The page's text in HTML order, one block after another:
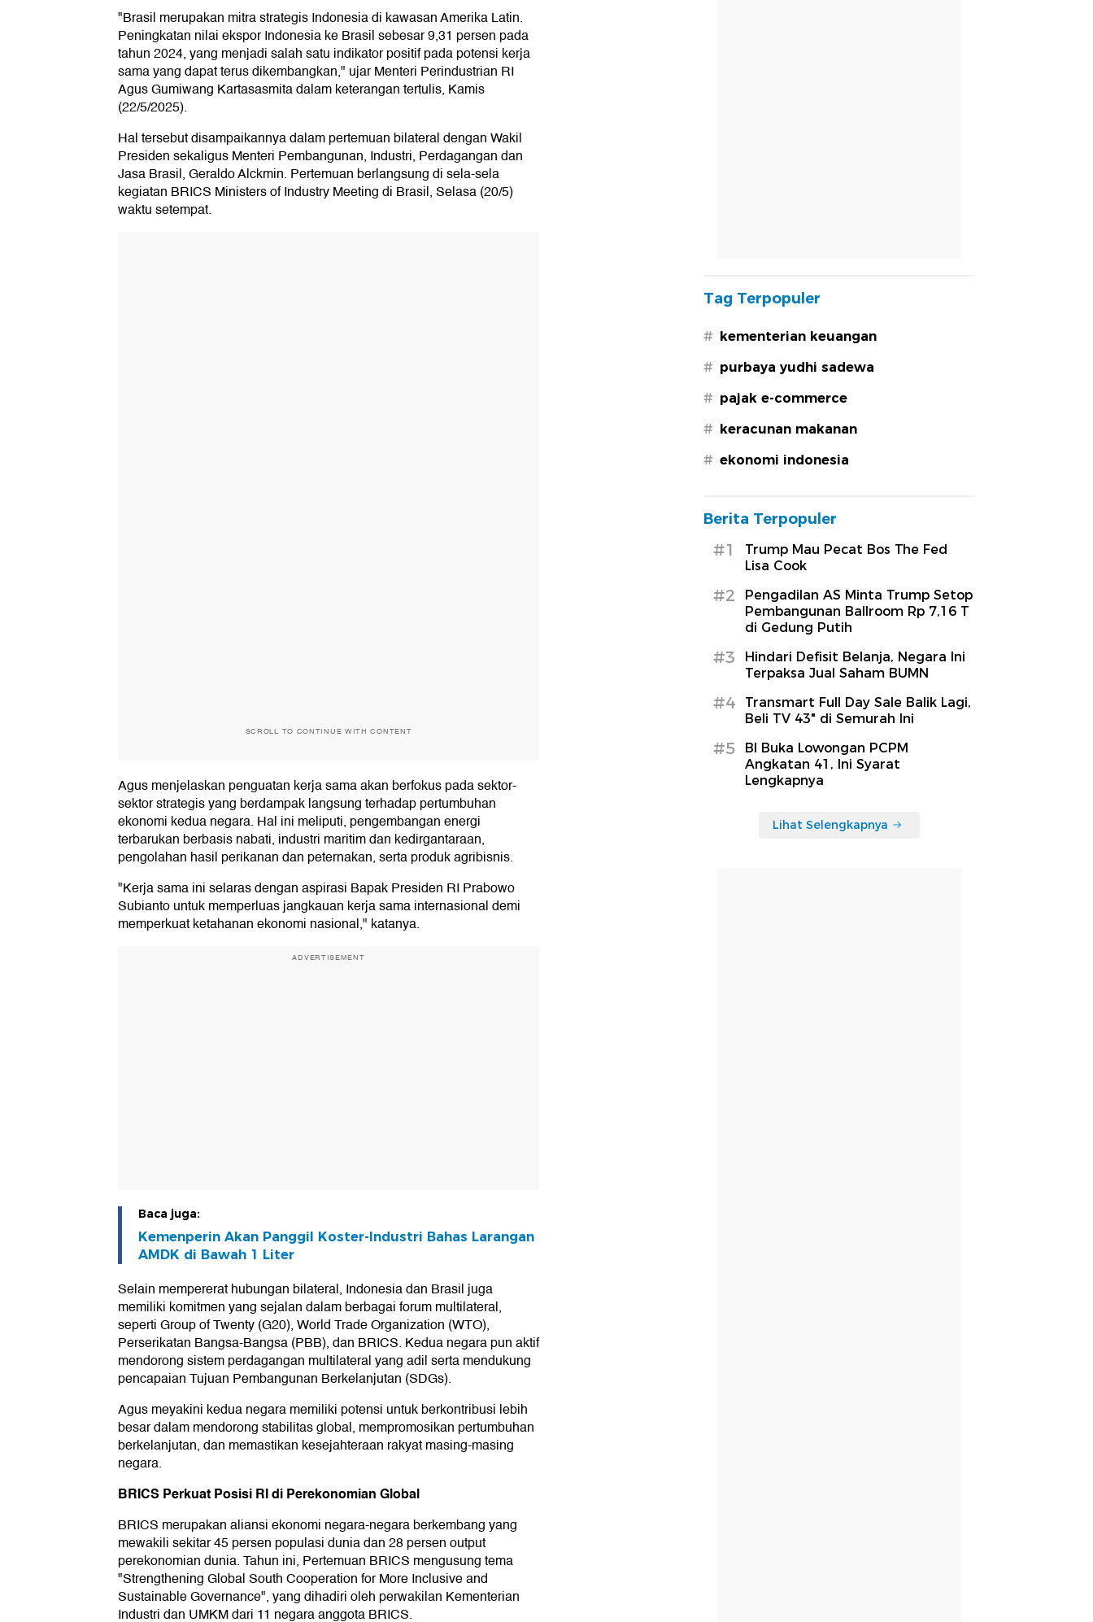
"Brasil merupakan mitra strategis Indonesia di kawasan Amerika Latin.
Peningkatan nilai ekspor Indonesia ke Brasil sebesar 9,31 persen pada
tahun 2024, yang menjadi salah satu indikator positif pada potensi kerja
sama yang dapat terus dikembangkan," ujar Menteri Perindustrian RI
Agus Gumiwang Kartasasmita dalam keterangan tertulis, Kamis
(22/5/2025).
Hal tersebut disampaikannya dalam pertemuan bilateral dengan Wakil
Presiden sekaligus Menteri Pembangunan, Industri, Perdagangan dan
Jasa Brasil, Geraldo Alckmin. Pertemuan berlangsung di sela-sela
kegiatan BRICS Ministers of Industry Meeting di Brasil, Selasa (20/5)
waktu setempat.
SCROLL TO CONTINUE WITH CONTENT
Agus menjelaskan penguatan kerja sama akan berfokus pada sektor-
sektor strategis yang berdampak langsung terhadap pertumbuhan
ekonomi kedua negara. Hal ini meliputi, pengembangan energi
terbarukan berbasis nabati, industri maritim dan kedirgantaraan,
pengolahan hasil perikanan dan peternakan, serta produk agribisnis.
"Kerja sama ini selaras dengan aspirasi Bapak Presiden RI Prabowo
Subianto untuk memperluas jangkauan kerja sama internasional demi
memperkuat ketahanan ekonomi nasional," katanya.
ADVERTISEMENT
Baca juga:
Kemenperin Akan Panggil Koster-Industri Bahas Larangan
AMDK di Bawah 1 Liter
Selain mempererat hubungan bilateral, Indonesia dan Brasil juga
memiliki komitmen yang sejalan dalam berbagai forum multilateral,
seperti Group of Twenty (G20), World Trade Organization (WTO),
Perserikatan Bangsa-Bangsa (PBB), dan BRICS. Kedua negara pun aktif
mendorong sistem perdagangan multilateral yang adil serta mendukung
pencapaian Tujuan Pembangunan Berkelanjutan (SDGs).
Agus meyakini kedua negara memiliki potensi untuk berkontribusi lebih
besar dalam mendorong stabilitas global, mempromosikan pertumbuhan
berkelanjutan, dan memastikan kesejahteraan rakyat masing-masing
negara.
BRICS Perkuat Posisi RI di Perekonomian Global
BRICS merupakan aliansi ekonomi negara-negara berkembang yang
mewakili sekitar 45 persen populasi dunia dan 28 persen output
perekonomian dunia. Tahun ini, Pertemuan BRICS mengusung tema
"Strengthening Global South Cooperation for More Inclusive and
Sustainable Governance", yang dihadiri oleh perwakilan Kementerian
Industri dan UMKM dari 11 negara anggota BRICS.
Tag Terpopuler
# kementerian keuangan
# purbaya yudhi sadewa
# pajak e-commerce
# keracunan makanan
# ekonomi indonesia
Berita Terpopuler
#1
Trump Mau Pecat Bos The Fed
Lisa Cook
#2
Pengadilan AS Minta Trump Setop
Pembangunan Ballroom Rp 7,16 T
di Gedung Putih
#3
Hindari Defisit Belanja, Negara Ini
Terpaksa Jual Saham BUMN
#4
Transmart Full Day Sale Balik Lagi,
Beli TV 43" di Semurah Ini
#5
BI Buka Lowongan PCPM
Angkatan 41, Ini Syarat
Lengkapnya
Lihat Selengkapnya